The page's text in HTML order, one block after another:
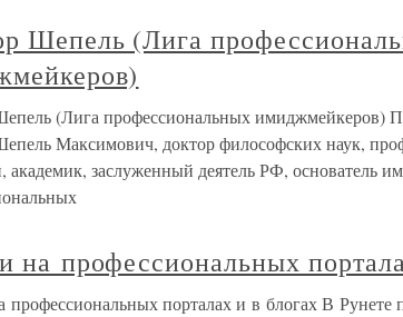
Шепель (Лига
(Лига профессиональных имиджмейкеров)
Максимович, доктор философских наук,
академик, заслуженный деятель РФ, основатель
на профессиональных
профессиональных порталах и в блогах В Рунете